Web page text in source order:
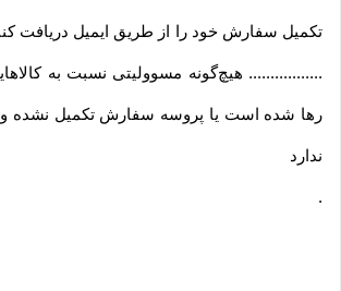
تکمیل سفارش خود را از طریق ایمیل دریافت
................. هیچ‌گونه مسوولیتی نسبت به
رها شده است یا پروسه سفارش تکمیل نشده و
ندارد
.